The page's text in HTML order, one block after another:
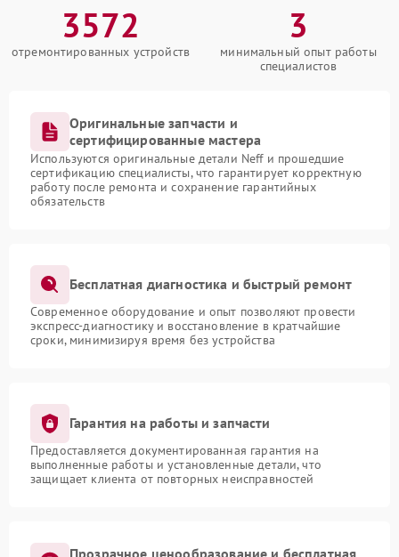
3572
отремонтированных устройств
3
минимальный опыт работы
специалистов
Оригинальные запчасти и
сертифицированные мастера
Используются оригинальные детали Neff и прошедшие
сертификацию специалисты, что гарантирует корректную
работу после ремонта и сохранение гарантийных
обязательств
Бесплатная диагностика и быстрый ремонт
Современное оборудование и опыт позволяют провести
экспресс-диагностику и восстановление в кратчайшие
сроки, минимизируя время без устройства
Гарантия на работы и запчасти
Предоставляется документированная гарантия на
выполненные работы и установленные детали, что
защищает клиента от повторных неисправностей
Прозрачное ценообразование и бесплатная